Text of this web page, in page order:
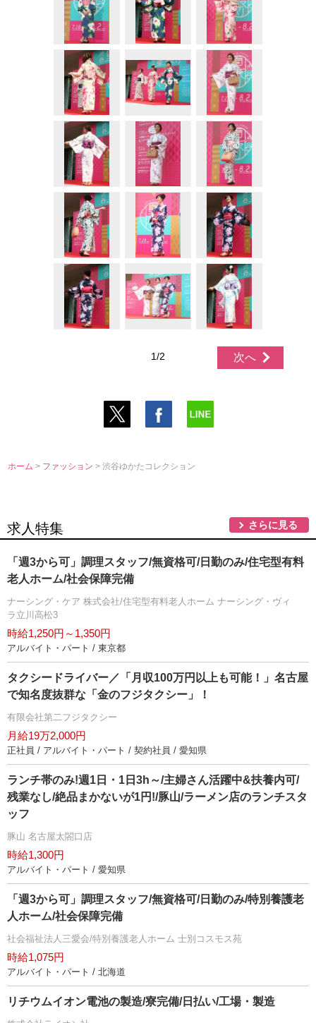
次へ
1/2
ホーム > ファッション> 渋谷ゆかたコレクション
求人特集 さらに見る
「週3から可」調理スタッフ/無資格可/日勤のみ/住宅型有料
老人ホーム/社会保障完備
ナーシング・ケア 株式会社/住宅型有料老人ホーム ナーシング・ヴィ
ラ立川高松3
時給1,250円～1,350円
アルバイト・パート / 東京都
タクシードライバー／「月収100万円以上も可能！」名古屋
で知名度抜群な「金のフジタクシー」！
有限会社第二フジタクシー
月給19万2,000円
正社員 / アルバイト・パート / 契約社員 / 愛知県
ランチ帯のみ!週1日・1日3h～/主婦さん活躍中&扶養内可/
残業なし/絶品まかないが1円!/豚山/ラーメン店のランチスタ
ッフ
豚山 名古屋太閤口店
時給1,300円
アルバイト・パート / 愛知県
「週3から可」調理スタッフ/無資格可/日勤のみ/特別養護老
人ホーム/社会保障完備
社会福祉法人三愛会/特別養護老人ホーム 士別コスモス苑
時給1,075円
アルバイト・パート / 北海道
リチウムイオン電池の製造/寮完備/日払い/工場・製造